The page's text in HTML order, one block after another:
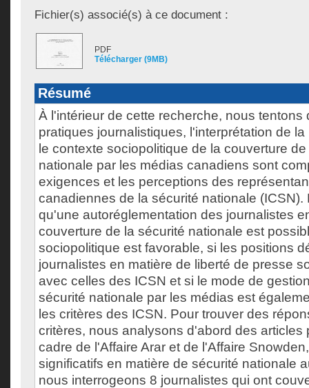
Fichier(s) associé(s) à ce document :
PDF
Télécharger (9MB)
Résumé
À l'intérieur de cette recherche, nous tentons
pratiques journalistiques, l'interprétation de
le contexte sociopolitique de la couverture
nationale par les médias canadiens sont
exigences et les perceptions des
canadiennes de la sécurité nationale (ICSN).
qu'une autoréglementation des journalistes
couverture de la sécurité nationale est
sociopolitique est favorable, si les positions
journalistes en matière de liberté de presse
avec celles des ICSN et si le mode de
sécurité nationale par les médias est
les critères des ICSN. Pour trouver des
critères, nous analysons d'abord des articles
cadre de l'Affaire Arar et de l'Affaire
significatifs en matière de sécurité nationale
nous interrogeons 8 journalistes qui ont